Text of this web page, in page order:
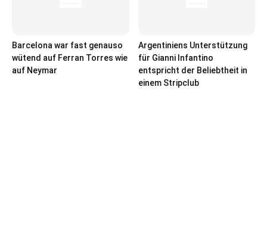
Barcelona war fast genauso
wütend auf Ferran Torres wie
auf Neymar
Argentiniens Unterstützung
für Gianni Infantino
entspricht der Beliebtheit in
einem Stripclub